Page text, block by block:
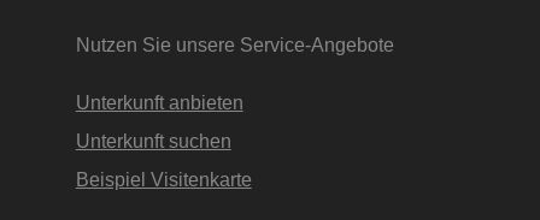
Nutzen Sie unsere Service-Angebote
Unterkunft anbieten
Unterkunft suchen
Beispiel Visitenkarte